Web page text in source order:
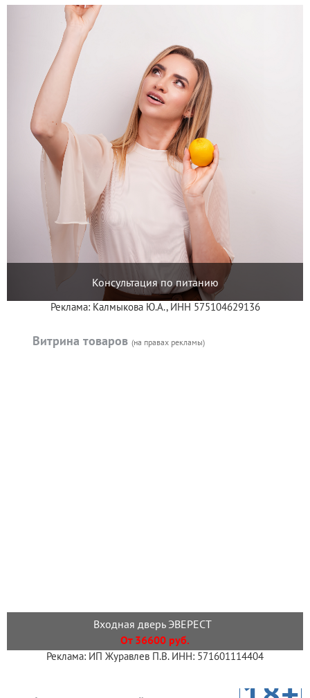
Консультация по питанию
Реклама: Калмыкова Ю.А., ИНН 575104629136
Витрина товаров (на правах рекламы)
Входная дверь ЭВЕРЕСТ
От 36600 руб.
Реклама: ИП Журавлев П.В. ИНН: 571601114404